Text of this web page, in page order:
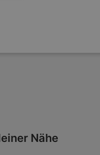
Nähe